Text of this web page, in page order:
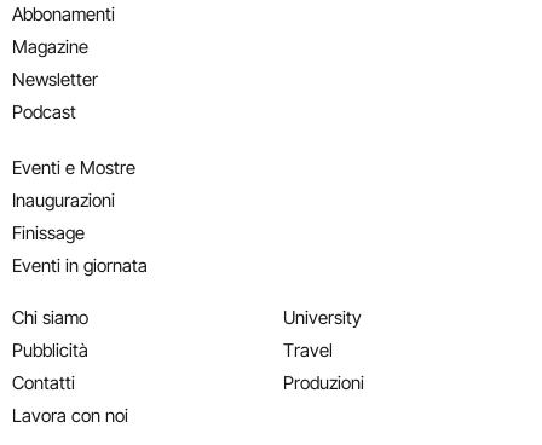
Abbonamenti
Magazine
Newsletter
Podcast
Eventi e Mostre
Inaugurazioni
Finissage
Eventi in giornata
Chi siamo
Pubblicità
Contatti
Lavora con noi
University
Travel
Produzioni